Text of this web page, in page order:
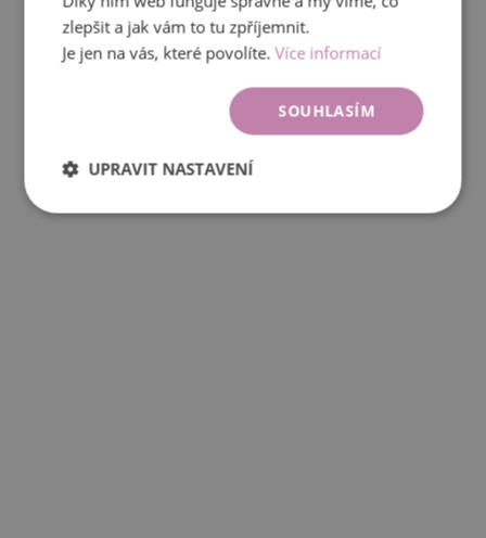
zlepšit a jak vám to tu zpříjemnit.
Je jen na vás, které povolíte.Více informací
SOUHLASÍM
UPRAVIT NASTAVENÍ